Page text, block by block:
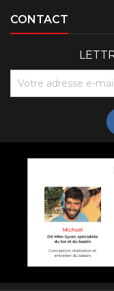
CONTACT